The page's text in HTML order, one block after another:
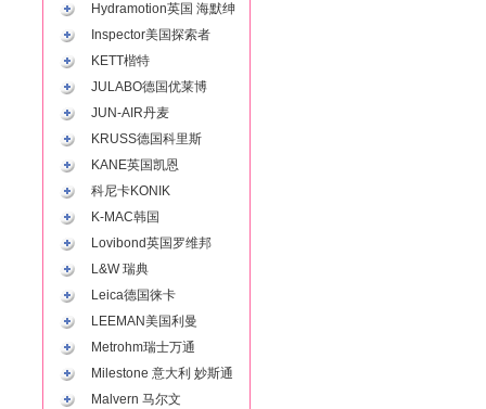
Hydramotion英国 海默绅
Inspector美国探索者
KETT楷特
JULABO德国优莱博
JUN-AIR丹麦
KRUSS德国科里斯
KANE英国凯恩
科尼卡KONIK
K-MAC韩国
Lovibond英国罗维邦
L&W 瑞典
Leica德国徕卡
LEEMAN美国利曼
Metrohm瑞士万通
Milestone 意大利 妙斯通
Malvern 马尔文